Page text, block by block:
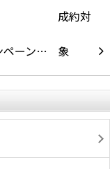
ペーン…